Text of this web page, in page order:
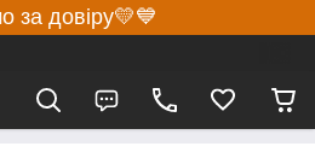
за довіру💛💙